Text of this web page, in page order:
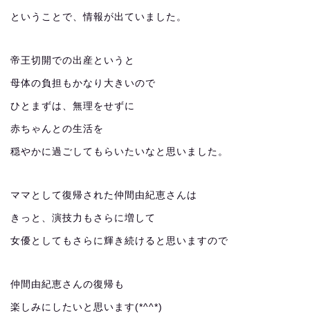
ということで、情報が出ていました。
帝王切開での出産というと
母体の負担もかなり大きいので
ひとまずは、無理をせずに
赤ちゃんとの生活を
穏やかに過ごしてもらいたいなと思いました。
ママとして復帰された仲間由紀恵さんは
きっと、演技力もさらに増して
女優としてもさらに輝き続けると思いますので
仲間由紀恵さんの復帰も
楽しみにしたいと思います(*^^*)